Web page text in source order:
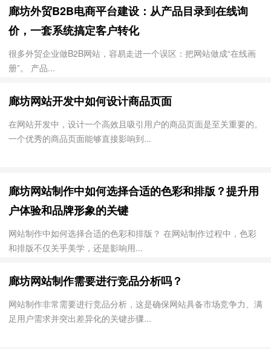
廊坊外贸B2B电商平台建设：从产品目录到在线询
价，一套系统搞定客户转化
很多外贸企业做B2B网站，容易走进一个误区：把网站做成“在线画
册”。 产品...
廊坊网站开发中如何设计商品页面
在网站开发中，设计一个高效且吸引用户的商品页面是至关重要的。
一个优秀的商品页面能够直接影响到...
廊坊网站制作中如何选择合适的色彩和排版？提升用
户体验和品牌形象的关键
网站制作中如何选择合适的色彩和排版？ 在网站制作过程中，色彩
和排版不仅关乎美学，还是影响用...
廊坊网站制作需要进行竞品分析吗？
网站制作非常需要进行竞品分析，这是确保网站具备市场竞争力、满
足用户需求并突出差异化的关键步骤...